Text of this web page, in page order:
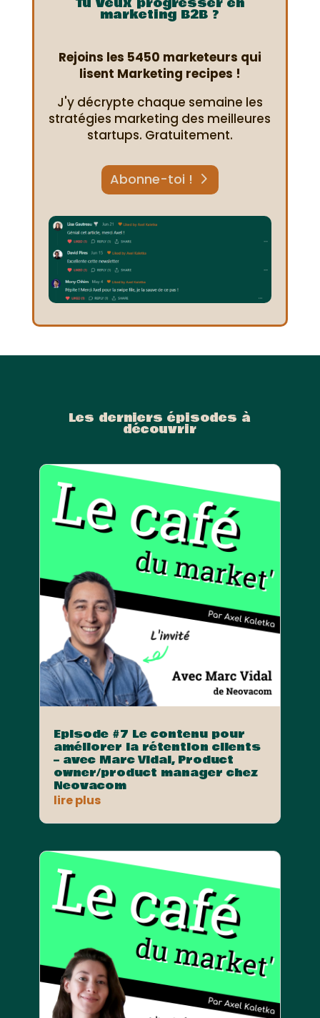
marketing B2B ?
Rejoins les 5450 marketeurs qui
lisent Marketing recipes !
J'y décrypte chaque semaine les
stratégies marketing des meilleures
startups. Gratuitement.
Abonne-toi !
Les derniers épisodes à
découvrir
Episode #7 Le contenu pour
améliorer la rétention clients
– avec Marc Vidal, Product
owner/product manager chez
Neovacom
lire plus